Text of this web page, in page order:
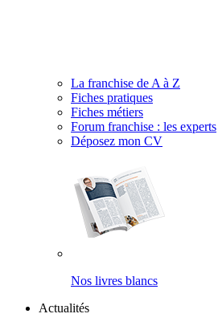
La franchise de A à Z
Fiches pratiques
Fiches métiers
Forum franchise : les experts
Déposez mon CV
Nos livres blancs
Actualités